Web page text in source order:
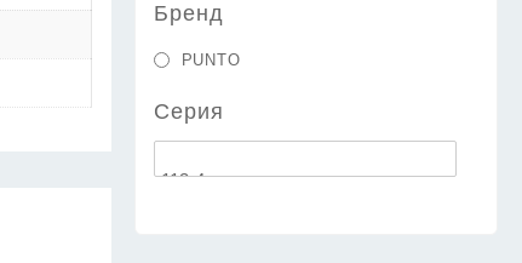
Бренд
PUNTO
Серия